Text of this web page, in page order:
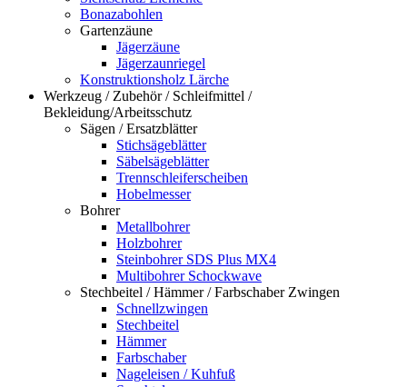
Bonazabohlen
Gartenzäune
Jägerzäune
Jägerzaunriegel
Konstruktionsholz Lärche
Werkzeug / Zubehör / Schleifmittel /
Bekleidung/Arbeitsschutz
Sägen / Ersatzblätter
Stichsägeblätter
Säbelsägeblätter
Trennschleiferscheiben
Hobelmesser
Bohrer
Metallbohrer
Holzbohrer
Steinbohrer SDS Plus MX4
Multibohrer Schockwave
Stechbeitel / Hämmer / Farbschaber Zwingen
Schnellzwingen
Stechbeitel
Hämmer
Farbschaber
Nageleisen / Kuhfuß